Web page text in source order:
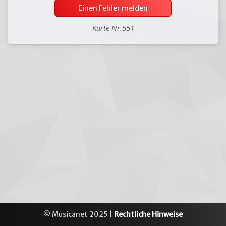
Einen Fehler melden
Karte Nr.551
© Musicanet 2025 | Rechtliche Hinweise